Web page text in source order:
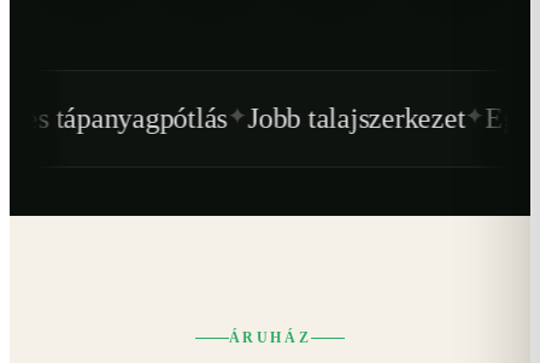
✦Jobb talajszerkezet✦Egészségesebb
ÁRUHÁZ